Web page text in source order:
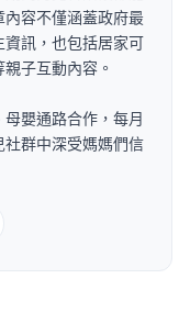
嬰通路合作，每月
群中深受媽媽們信